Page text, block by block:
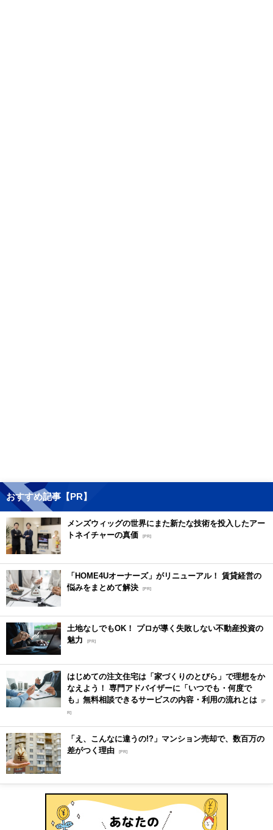
おすすめ記事【PR】
メンズウィッグの世界にまた新たな技術を投入したアー
トネイチャーの真価 [PR]
「HOME4Uオーナーズ」がリニューアル！ 賃貸経営の
悩みをまとめて解決 [PR]
土地なしでもOK！ プロが導く失敗しない不動産投資の
魅力
[PR]
はじめての注文住宅は「家づくりのとびら」で理想をか
なえよう！ 専門アドバイザーに「いつでも・何度で
も」無料相談できるサービスの内容・利用の流れとは [P
R]
「え、こんなに違うの!?」マンション売却で、数百万の
差がつく理由 [PR]